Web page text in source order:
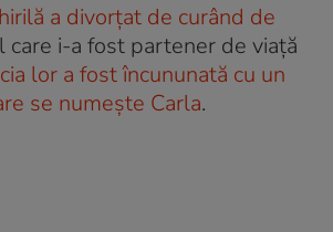
a divorțat de curând de
care i-a fost partener de viață
lor a fost încununată cu un
se numește Carla.